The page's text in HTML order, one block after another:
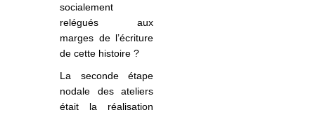
socialement
relégués aux
marges de l’écriture
de cette histoire ?
La seconde étape
nodale des ateliers
était la réalisation